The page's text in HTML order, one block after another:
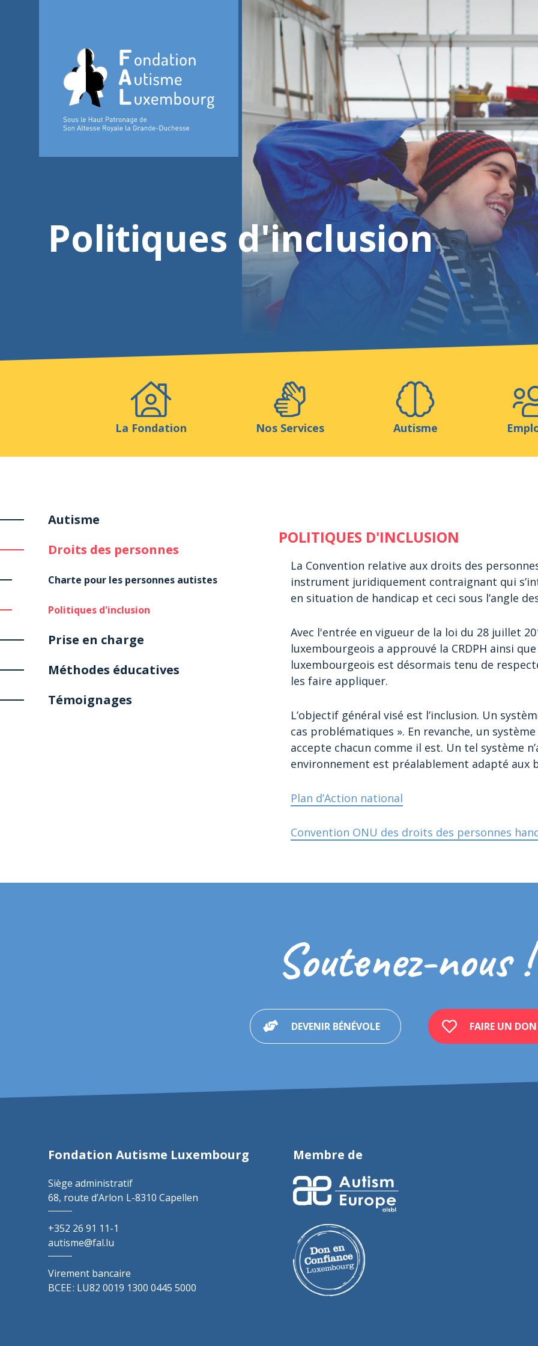
Accueil
Fondation
Services
Autisme
Employeur
Aidez-nous
Politiques d'inclusion
La Fondation Nos Services Autisme
Autisme
Droits des personnes
Charte pour les personnes autistes
Politiques d'inclusion
Prise en charge
Méthodes éducatives
Témoignages
POLITIQUES D'INCLUSION
La Convention relative aux droits des
instrument juridiquement contraignant qui
en situation de handicap et ceci sous l’angle
Avec l'entrée en vigueur de la loi du 28 juillet
luxembourgeois a approuvé la CRDPH ainsi
luxembourgeois est désormais tenu de
les faire appliquer.
L’objectif général visé est l’inclusion. Un
cas problématiques ». En revanche, un
accepte chacun comme il est. Un tel système
environnement est préalablement adapté aux
Plan d’Action national
Convention ONU des droits des personnes
Soutenez-nous !
DEVENIR BÉNÉVOLE FAIRE UN DON
Fondation Autisme Luxembourg
Siège administratif
68, route d’Arlon L-8310 Capellen
+352 26 91 11-1
autisme@fal.lu
Virement bancaire
BCEE : LU82 0019 1300 0445 5000
Membre de